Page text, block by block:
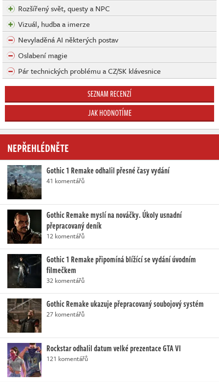
Rozšířený svět, questy a NPC
Vizuál, hudba a imerze
Nevyladěná AI některých postav
Oslabení magie
Pár technických problému a CZ/SK klávesnice
SEZNAM RECENZÍ
JAK HODNOTÍME
NEPŘEHLÉDNĚTE
Gothic 1 Remake odhalil přesné časy vydání
41 komentářů
Gothic Remake myslí na nováčky. Úkoly usnadní
přepracovaný deník
12 komentářů
Gothic 1 Remake připomíná blížící se vydání úvodním
filmečkem
32 komentářů
Gothic Remake ukazuje přepracovaný soubojový systém
27 komentářů
Rockstar odhalil datum velké prezentace GTA VI
121 komentářů